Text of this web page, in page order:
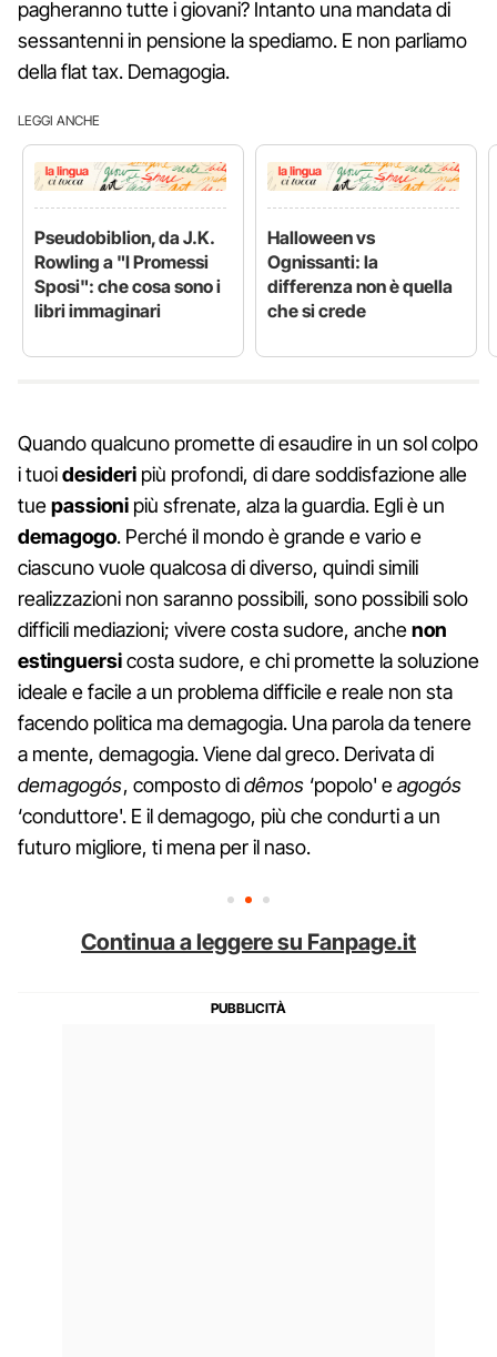
pagheranno tutte i giovani? Intanto una mandata di
sessantenni in pensione la spediamo. E non parliamo
della flat tax. Demagogia.
LEGGI ANCHE
Pseudobiblion, da J.K.
Rowling a "I Promessi
Sposi": che cosa sono i
libri immaginari
Halloween vs
Ognissanti: la
differenza non è quella
che si crede
Quando qualcuno promette di esaudire in un sol colpo
i tuoidesideri più profondi, di dare soddisfazione alle
tuepassioni più sfrenate, alza la guardia. Egli è un
demagogo. Perché il mondo è grande e vario e
ciascuno vuole qualcosa di diverso, quindi simili
realizzazioni non saranno possibili, sono possibili solo
difficili mediazioni; vivere costa sudore, anchenon
estinguersicosta sudore, e chi promette la soluzione
ideale e facile a un problema difficile e reale non sta
facendo politica ma demagogia. Una parola da tenere
a mente, demagogia. Viene dal greco. Derivata di
demagogós, composto didêmos ‘popolo' eagogós
‘conduttore'. E il demagogo, più che condurti a un
futuro migliore, ti mena per il naso.
Continua a leggere su Fanpage.it